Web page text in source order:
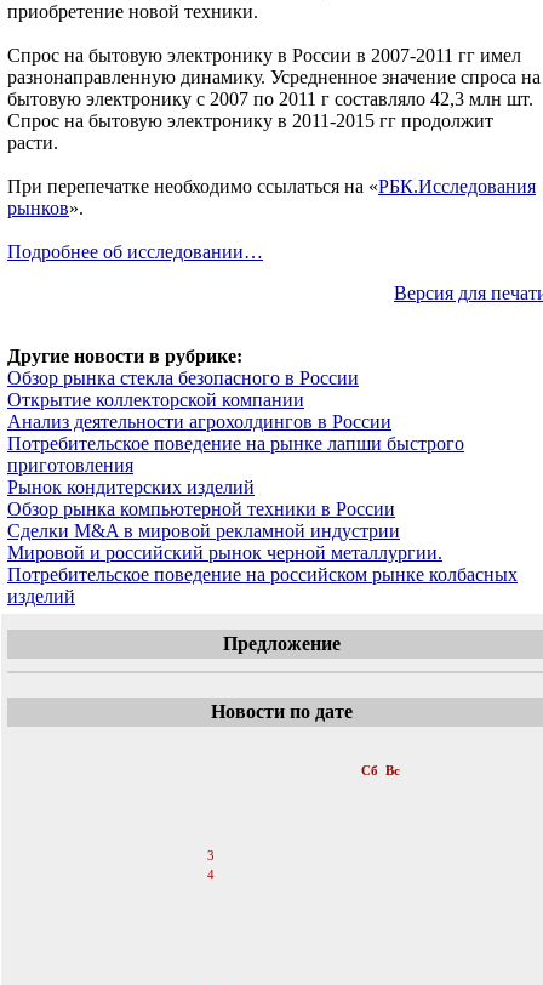
приобретение новой техники.
Спрос на бытовую электронику в России в 2007-2011 гг имел
разнонаправленную динамику. Усредненное значение спроса на
бытовую электронику с 2007 по 2011 г составляло 42,3 млн шт.
Спрос на бытовую электронику в 2011-2015 гг продолжит
расти.
При перепечатке необходимо ссылаться на «РБК.Исследования
рынков».
Подробнее об исследовании…
Версия для
Другие новости в рубрике:
Обзор рынка стекла безопасного в России
Открытие коллекторской компании
Анализ деятельности агрохолдингов в России
Потребительское поведение на рынке лапши быстрого
приготовления
Рынок кондитерских изделий
Обзор рынка компьютерной техники в России
Сделки M&A в мировой рекламной индустрии
Мировой и российский рынок черной металлургии.
Потребительское поведение на российском рынке колбасных
изделий
Предложение
Новости по дате
Сб Вс
3
4